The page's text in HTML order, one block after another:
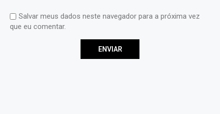
Salvar meus dados neste navegador para a próxima vez
que eu comentar.